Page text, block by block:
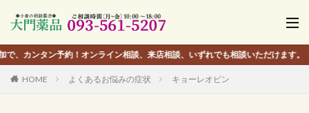
約！オンライン相談、来店相談、いずれでも相談いただけます。
HOME よくあるお悩みの症状 キョーレオピン